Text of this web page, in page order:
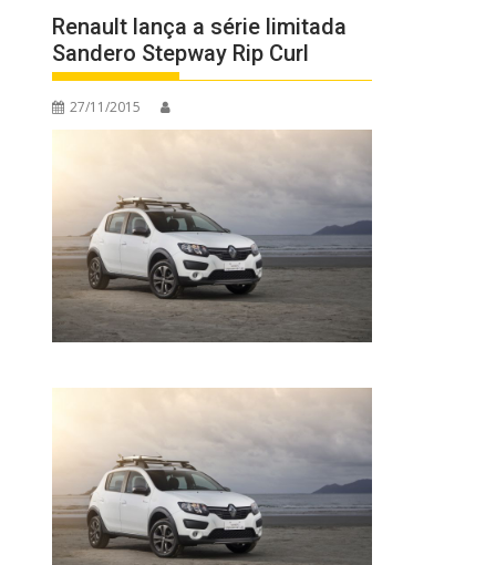
Renault lança a série limitada
Sandero Stepway Rip Curl
27/11/2015